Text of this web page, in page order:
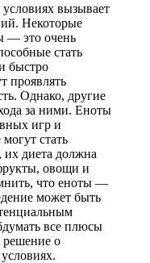
вызывает
Некоторые
— это очень
стать
быстро
проявлять
Однако, другие
за ними. Еноты
игр и
стать
диета должна
овощи и
что еноты —
может быть
все плюсы
о